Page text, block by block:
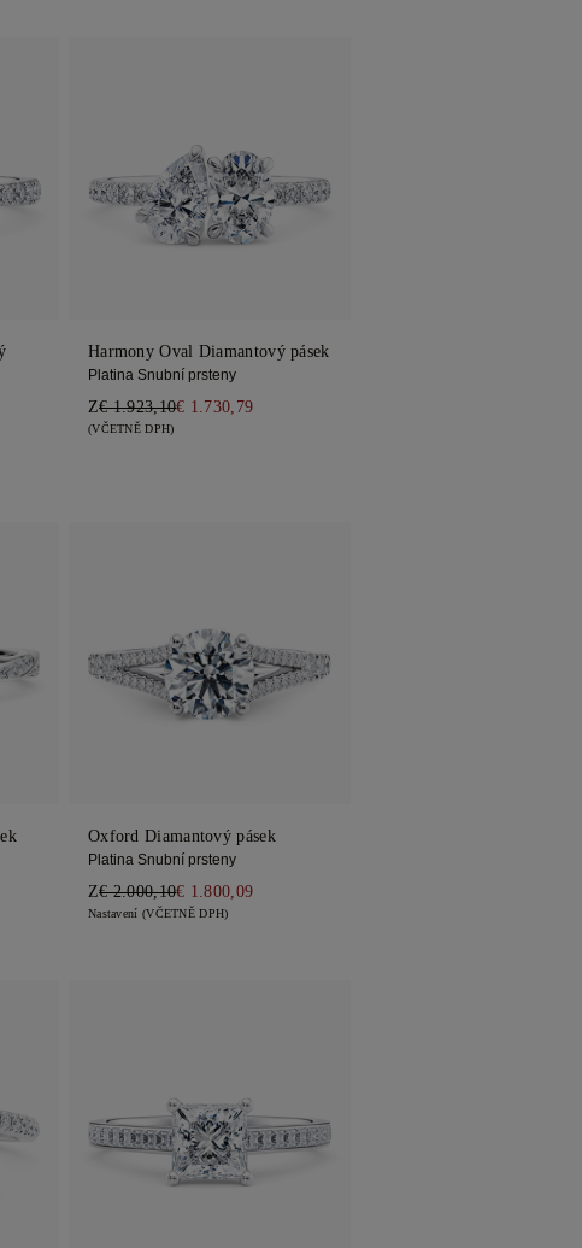
Harmony Oval Diamantový pásek
Platina Snubní prsteny
Z€ 1.923,10€ 1.730,79
(VČETNĚ DPH)
Oxford Diamantový pásek
Platina Snubní prsteny
Z€ 2.000,10€ 1.800,09
Nastavení (VČETNĚ DPH)